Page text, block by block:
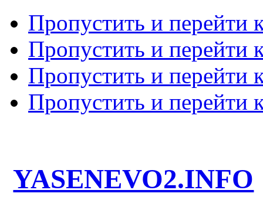
Пропустить и перейти
Пропустить и перейти
Пропустить и перейти
Пропустить и перейти
YASENEVO2.INFO